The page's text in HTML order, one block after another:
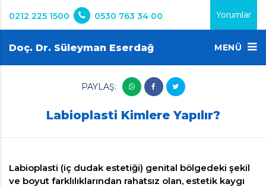
0212 225 1500 0530 763 34 00 Yorumlar
Doç. Dr. Süleyman Eserdağ MENÜ
PAYLAŞ:
Labioplasti Kimlere Yapılır?
Labioplasti (iç dudak estetiği) genital bölgedeki şekil
ve boyut farklılıklarından rahatsız olan, estetik kaygı